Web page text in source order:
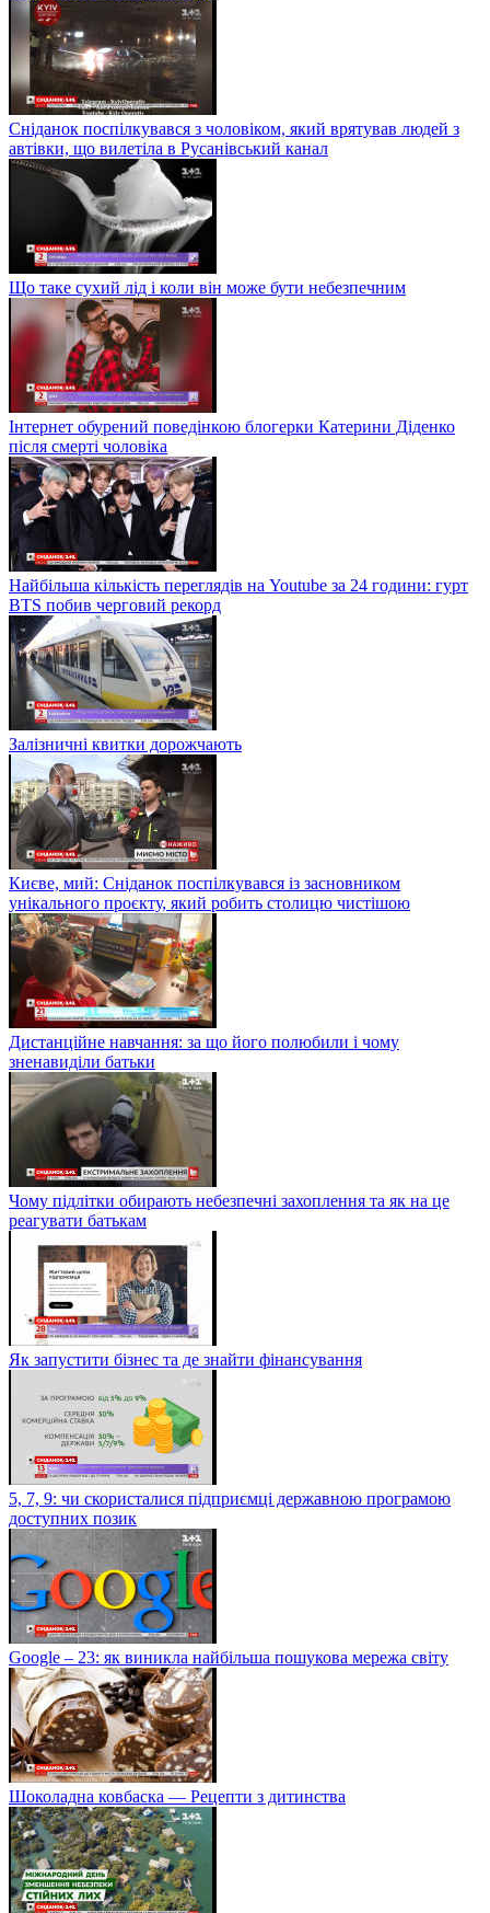
Сніданок поспілкувався з чоловіком, який врятував людей з
автівки, що вилетіла в Русанівський канал
Що таке сухий лід і коли він може бути небезпечним
Інтернет обурений поведінкою блогерки Катерини Діденко
після смерті чоловіка
Найбільша кількість переглядів на Youtube за 24 години: гурт
BTS побив черговий рекорд
Залізничні квитки дорожчають
Києве, мий: Сніданок поспілкувався із засновником
унікального проєкту, який робить столицю чистішою
Дистанційне навчання: за що його полюбили і чому
зненавиділи батьки
Чому підлітки обирають небезпечні захоплення та як на це
реагувати батькам
Як запустити бізнес та де знайти фінансування
5, 7, 9: чи скористалися підприємці державною програмою
доступних позик
Google – 23: як виникла найбільша пошукова мережа світу
Шоколадна ковбаска — Рецепти з дитинства